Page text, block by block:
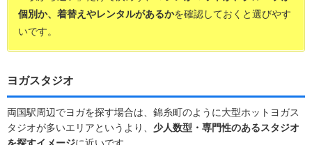
個別か、着替えやレンタルがあるかを確認しておくと選びやす
いです。
ヨガスタジオ
両国駅周辺でヨガを探す場合は、錦糸町のように大型ホットヨガス
タジオが多いエリアというより、 少人数型・専門性のあるスタジオ
を探すイメージに近いです。